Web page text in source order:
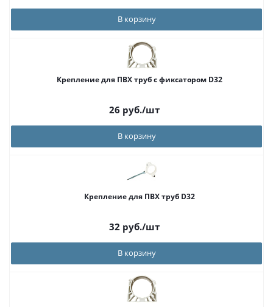
В корзину
Крепление для ПВХ труб с фиксатором D32
26 руб./шт
В корзину
Крепление для ПВХ труб D32
32 руб./шт
В корзину